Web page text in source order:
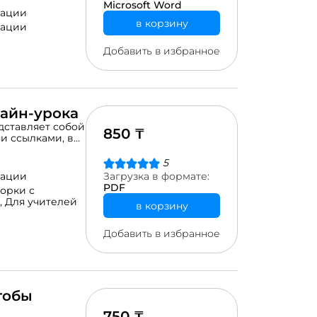
2020
реализуемого
с
необходимо
Microsoft Word
в корзину
Добавить в избранное
урока
собой
ссылками, в
методы и
при
в режиме
с
Для учителей
850 ₸
5
Загрузка в формате:
PDF
в корзину
Добавить в избранное